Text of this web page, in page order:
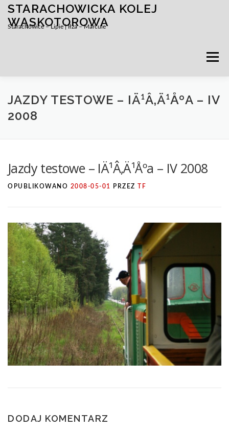
Przejdź
treści
STARACHOWICKA KOLEJ
WĄSKOTOROWA
Starachowice – Lipie | Iłża – Marcule
Menu
JAZDY TESTOWE – IÄ¹Â‚Ä¹ÅºA – IV
2008
Jazdy testowe – IÄ¹Â‚Ä¹Åºa – IV 2008
OPUBLIKOWANO 2008-05-01 PRZEZ TF
DODAJ KOMENTARZ